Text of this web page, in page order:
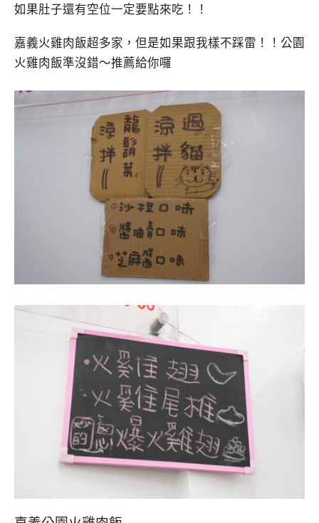
如果肚子還有空位一定要點來吃！！
嘉義火雞肉飯超多家，但是如果跟我樣不踩雷！！公園
火雞肉飯準沒錯～推薦給你囉